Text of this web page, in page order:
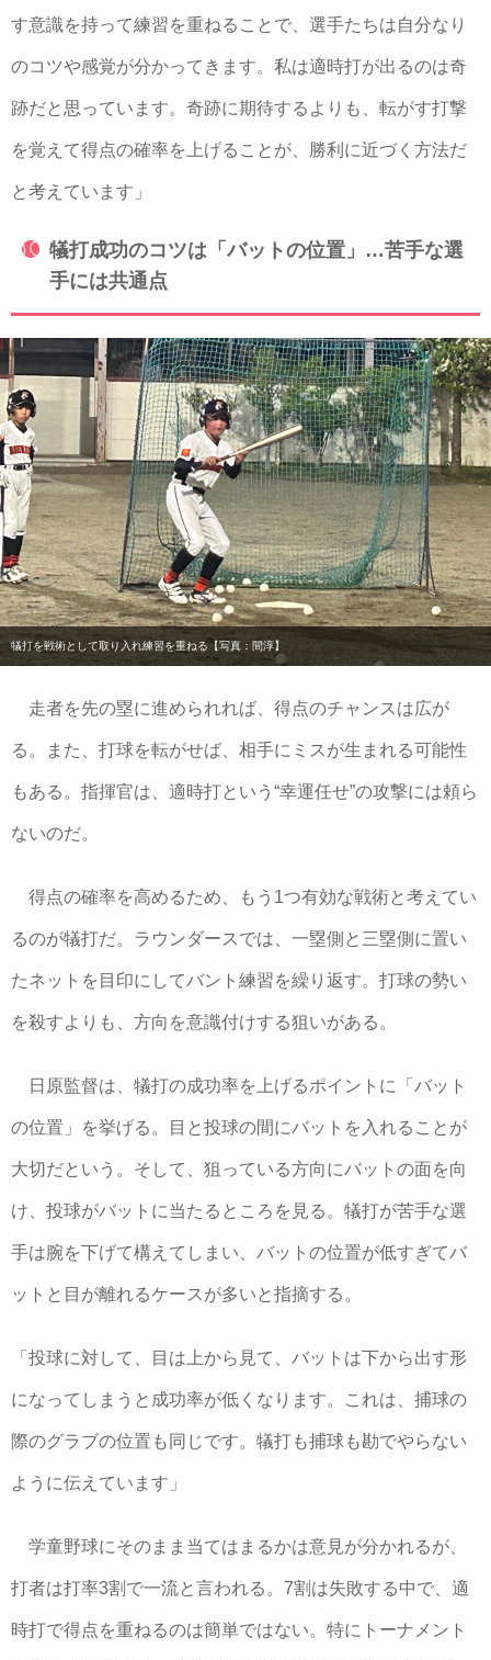
す意識を持って練習を重ねることで、選手たちは自分なり
のコツや感覚が分かってきます。私は適時打が出るのは奇
跡だと思っています。奇跡に期待するよりも、転がす打撃
を覚えて得点の確率を上げることが、勝利に近づく方法だ
と考えています」
犠打成功のコツは「バットの位置」…苦手な選
手には共通点
犠打を戦術として取り入れ練習を重ねる【写真：間淳】
走者を先の塁に進められれば、得点のチャンスは広が
る。また、打球を転がせば、相手にミスが生まれる可能性
もある。指揮官は、適時打という“幸運任せ”の攻撃には頼ら
ないのだ。
得点の確率を高めるため、もう1つ有効な戦術と考えてい
るのが犠打だ。ラウンダースでは、一塁側と三塁側に置い
たネットを目印にしてバント練習を繰り返す。打球の勢い
を殺すよりも、方向を意識付けする狙いがある。
日原監督は、犠打の成功率を上げるポイントに「バット
の位置」を挙げる。目と投球の間にバットを入れることが
大切だという。そして、狙っている方向にバットの面を向
け、投球がバットに当たるところを見る。犠打が苦手な選
手は腕を下げて構えてしまい、バットの位置が低すぎてバ
ットと目が離れるケースが多いと指摘する。
「投球に対して、目は上から見て、バットは下から出す形
になってしまうと成功率が低くなります。これは、捕球の
際のグラブの位置も同じです。犠打も捕球も勘でやらない
ように伝えています」
学童野球にそのまま当てはまるかは意見が分かれるが、
打者は打率3割で一流と言われる。7割は失敗する中で、適
時打で得点を重ねるのは簡単ではない。特にトーナメント